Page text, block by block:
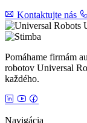
Kontaktujte nás
Pomáhame firmám
robotov Universal
každého.
Navigácia